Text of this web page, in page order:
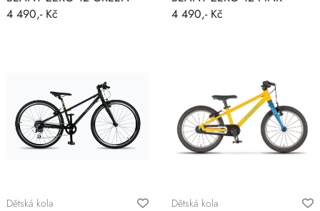
4 490,- Kč
4 490,- Kč
Dětská kola Dětská kola